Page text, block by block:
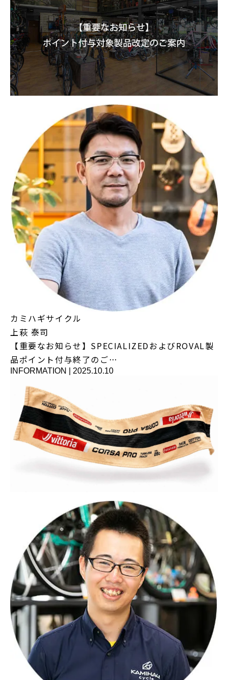
カミハギサイクル
上萩 泰司
【重要なお知らせ】SPECIALIZEDおよびROVAL製
品ポイント付与終了のご…
INFORMATION 2025.10.10